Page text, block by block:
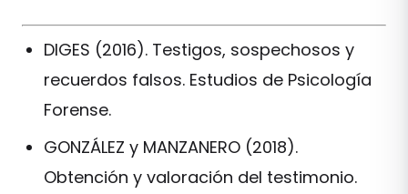
DIGES (2016). Testigos, sospechosos y
recuerdos falsos. Estudios de Psicología
Forense.
GONZÁLEZ y MANZANERO (2018).
Obtención y valoración del testimonio.